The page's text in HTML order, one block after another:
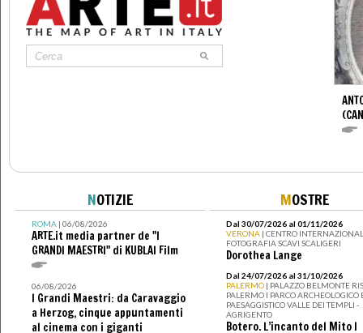
NOTIZIE
ROMA| 06/08/2026
ARTE.it media partner de "I
GRANDI MAESTRI" di KUBLAI Film
06/08/2026
I Grandi Maestri: da Caravaggio
a Herzog, cinque appuntamenti
al cinema con i giganti
MOSTRE
Dal 30/07/2026 al 01/11/2026
VERONA | CENTRO
FOTOGRAFIA SCAVI SCALIGERI
Dorothea Lange
Dal 24/07/2026 al 31/10/2026
PALERMO | PALAZZO BELMONTE
PALERMO I PARCO ARCHEOLOGICO
PAESAGGISTICO VALLE DEI TEMPLI -
AGRIGENTO
Botero. L’incanto del Mito I